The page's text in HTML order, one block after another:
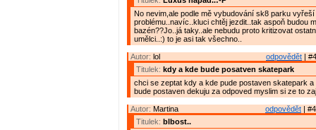
No nevim,ale podle mě vybudování sk8 parku vyřeší
problému..navíc..kluci chtěj jezdit..tak aspoň budou
bazén??Jo..já taky..ale nebudu proto kritizovat
umělci..:) to je asi tak všechno..
odpovědět |
Autor: lol
Titulek: kdy a kde bude posatven skatepark
chci se zeptat kdy a kde pude postaven skatepark a
bude postaven dekuju za odpoved myslim si ze to
odpovědět |
Autor: Martina
Titulek: blbost..